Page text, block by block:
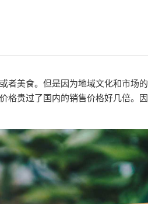
者美食。但是因为地域文化和市场的
格贵过了国内的销售价格好几倍。因